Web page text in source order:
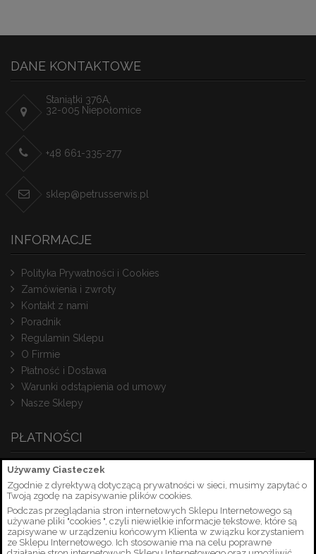
Używamy Ciasteczek
Zgodnie z dyrektywą dotyczącą prywatności w sieci, musimy zapytać o
Twoją zgodę na zapisywanie plików cookies.
Podczas przeglądania stron internetowych Sklepu Internetowego są
używane pliki "cookies ", czyli niewielkie informacje tekstowe, które są
zapisywane w urządzeniu końcowym Klienta w związku korzystaniem
ze Sklepu Internetowego. Ich stosowanie ma na celu poprawne
DANE KONTAKTOWE
Staniątki 376A,
32-005 Niepołomice
+48 661-335-277
sklep@petrusserwis.pl
INFORMACJE
Polityka Prywatności i Cookies
Zamówienia i zwroty
Kontakt z nami
Poradnik
Regulamin Sklepu
O Firmie
Płatność i Dostawa
Warunki odstąpienia od umowy
Nasze Sklepy
PŁATNOŚCI